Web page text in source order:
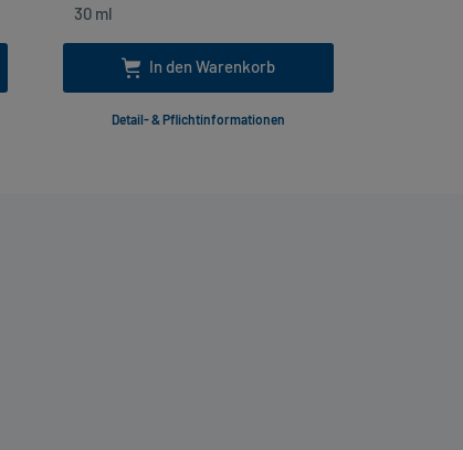
In den Warenkorb
Detail- & Pflichtinformationen